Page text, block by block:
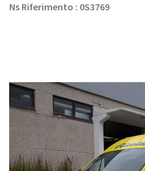
Ns Riferimento : 0S3769